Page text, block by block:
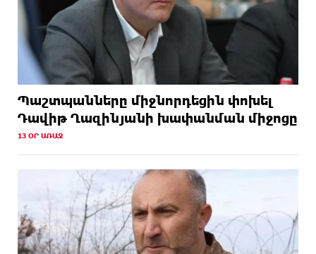
Պաշտպանները միջնորդեցին փոխել
Դավիթ Ղազինյանի խափանման միջոցը
13 ՕՐ ԱՌԱՋ